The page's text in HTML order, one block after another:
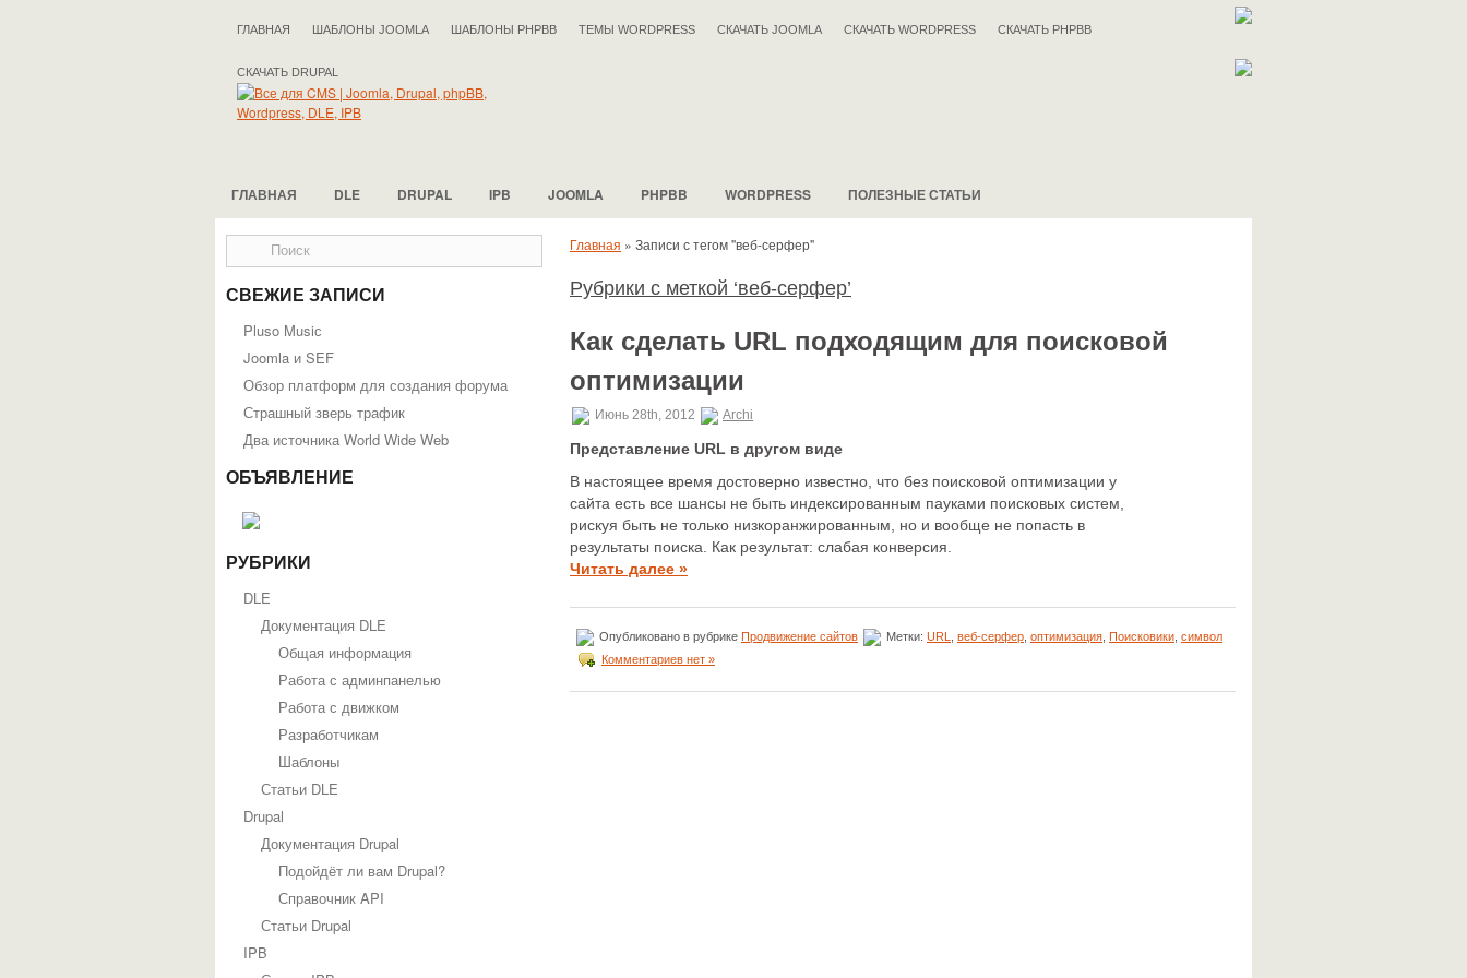
ГЛАВНАЯ ШАБЛОНЫ JOOMLA ШАБЛОНЫ PHPBB ТЕМЫ WORDPRESS СКАЧАТЬ JOOMLA СКАЧАТЬ WORDPRESS СКАЧАТЬ PHPBB
СКАЧАТЬ DRUPAL
ГЛАВНАЯ DLE DRUPAL IPB JOOMLA PHPBB WORDPRESS ПОЛЕЗНЫЕ СТАТЬИ
СВЕЖИЕ ЗАПИСИ
Pluso Musiс
Joomla и SEF
Обзор платформ для создания форума
Страшный зверь трафик
Два источника World Wide Web
ОБЪЯВЛЕНИЕ
РУБРИКИ
DLE
Документация DLE
Общая информация
Работа с админпанелью
Работа с движком
Разработчикам
Шаблоны
Статьи DLE
Drupal
Документация Drupal
Подойдёт ли вам Drupal?
Справочник API
Статьи Drupal
IPB
Главная » Записи с тегом "веб-серфер"
Рубрики с меткой ‘веб-серфер’
Как сделать URL подходящим для поисковой
оптимизации
Июнь 28th, 2012 Archi
Представление URL в другом виде
В настоящее время достоверно известно, что без поисковой оптимизации у
сайта есть все шансы не быть индексированным пауками поисковых систем,
рискуя быть не только низкоранжированным, но и вообще не попасть в
результаты поиска. Как результат: слабая конверсия.
Читать далее »
Опубликовано в рубрике Продвижение сайтов Метки: URL веб-серфер оптимизация Поисковики символ
Комментариев нет »